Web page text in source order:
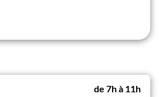
de 7hà 11h